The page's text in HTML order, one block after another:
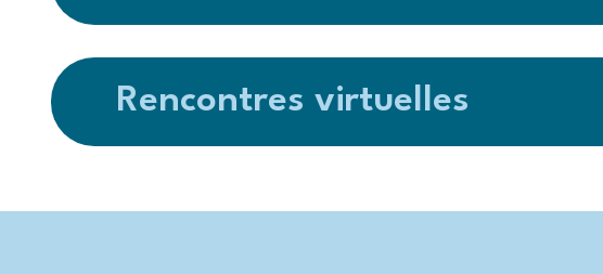
Rencontres virtuelles